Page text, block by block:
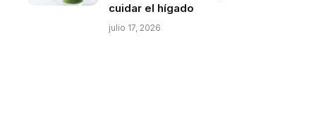
cuidar el hígado
julio 17, 2026